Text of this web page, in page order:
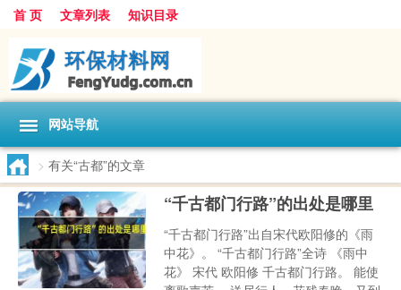
首 页 文章列表 知识目录
网站导航
> 有关“古都”的文章
“千古都门行路”的出处是哪里
“千古都门行路”出自宋代欧阳修的《雨
中花》。 “千古都门行路”全诗 《雨中
花》 宋代 欧阳修 千古都门行路。 能使